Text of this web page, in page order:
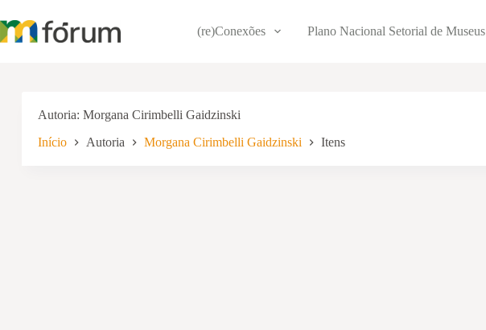
para
o
(re)Conexões Plano Nacional Setorial de Museus
Autoria Morgana Cirimbelli Gaidzinski
Início Autoria Morgana Cirimbelli Gaidzinski Itens